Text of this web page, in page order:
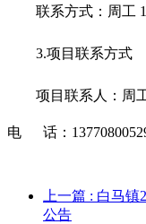
联系方式： 周工
3.项目联系方式
项目联系人： 周
电 话：
上一篇 : 白马镇
公告